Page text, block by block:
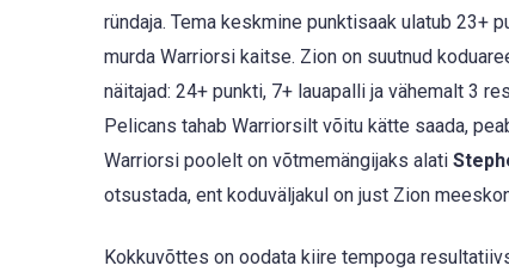
ründaja. Tema keskmine punktisaak ulatub 23+
murda Warriorsi kaitse. Zion on suutnud
näitajad: 24+ punkti, 7+ lauapalli ja vähemalt 3
Pelicans tahab Warriorsilt võitu kätte saada,
Warriorsi poolelt on võtmemängijaks alati
otsustada, ent koduväljakul on just Zion
Kokkuvõttes on oodata kiire tempoga